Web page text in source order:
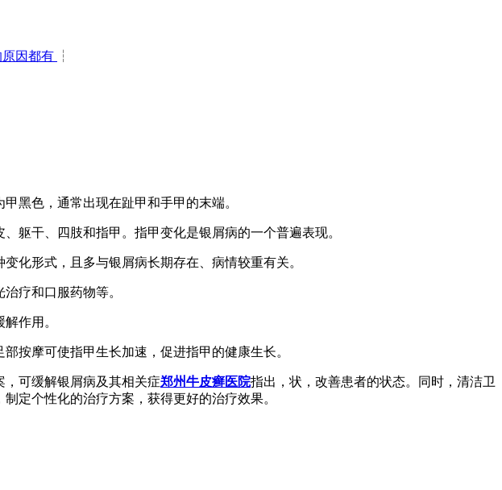
因都有 ┆
黑色，通常出现在趾甲和手甲的末端。
躯干、四肢和指甲。指甲变化是银屑病的一个普遍表现。
化形式，且多与银屑病长期存在、病情较重有关。
疗和口服药物等。
作用。
按摩可使指甲生长加速，促进指甲的健康生长。
可缓解银屑病及其相关症郑州牛皮癣医院指出，状，改善患者的状态。同时，清洁卫
定个性化的治疗方案，获得更好的治疗效果。